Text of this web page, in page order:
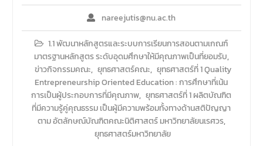
nareejutis@nu.ac.th
1.1 พัฒนาหลักสูตรและระบบการเรียนการสอนตามเกณฑ์
มาตรฐานหลักสูตร ระดับอุดมศึกษาให้มีคุณภาพเป็นที่ยอมรับ,
ข่าวกิจกรรมคณะ, ยุทธศาสตร์คณะ, ยุทธศาสตร์ที่ 1 Quality
Entrepreneurship Oriented Education : การศึกษาที่เน้น
การเป็นผู้ประกอบการที่มีคุณภาพ, ยุทธศาสตร์ที่ 1 ผลิตบัณฑิต
ที่มีความรู้คู่คุณธรรม เป็นผู้มีความพร้อมทั้งทางด้านสติปัญญา
ตาม อัตลักษณ์บัณฑิตคณะนิติศาสตร์ มหาวิทยาลัยนเรศวร,
ยุทธศาสตร์มหาวิทยาลัย